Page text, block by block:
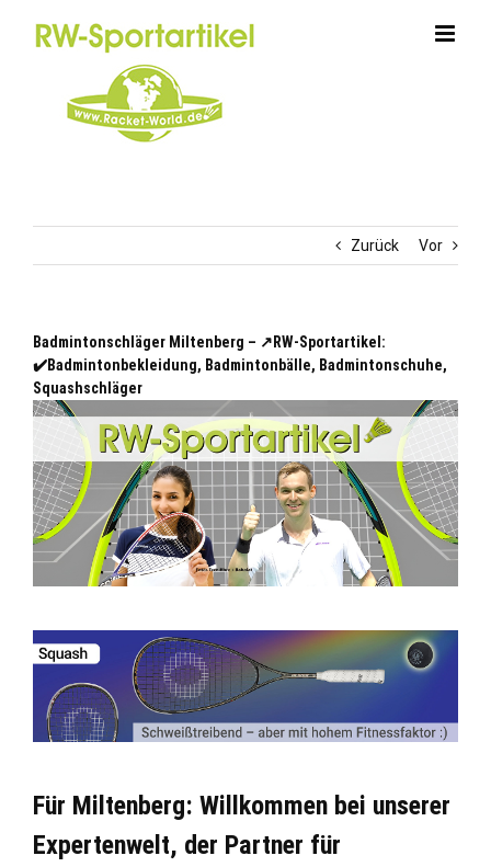
Zurück Vor
Badmintonschläger Miltenberg – ↗️RW-Sportartikel:
✔️Badmintonbekleidung, Badmintonbälle, Badmintonschuhe,
Squashschläger
Für Miltenberg: Willkommen bei unserer
Expertenwelt, der Partner für